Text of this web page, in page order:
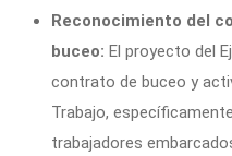
Reconocimiento del
buceo: El proyecto del
contrato de buceo y
Trabajo,
trabajadores